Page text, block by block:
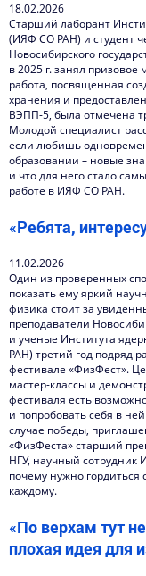
18.02.2026
Старший лаборант
(ИЯФ СО РАН) и студент
Новосибирского
в 2025 г. занял
работа, посвященная
хранения и
ВЭПП-5, была отмечена
Молодой специалист
если любишь
образовании – новые
и что для него стало
работе в ИЯФ СО РАН.
«Ребята,
11.02.2026
Один из проверенных
показать ему яркий
физика стоит за
преподаватели
и ученые Института
РАН) третий год подряд
фестивале «ФизФест».
мастер-классы и
фестиваля есть
и попробовать себя в
случае победы,
«ФизФеста» старший
НГУ, научный
почему нужно гордиться
каждому.
«По верхам тут
плохая идея для